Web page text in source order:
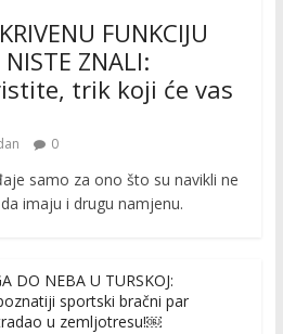
FUNKCIJU
NISTE ZNALI:
trik koji će vas
0
samo za ono što su navikli ne
imaju i drugu namjenu.
DO NEBA U TURSKOJ:
sportski bračni par
u zemljotresu!￼